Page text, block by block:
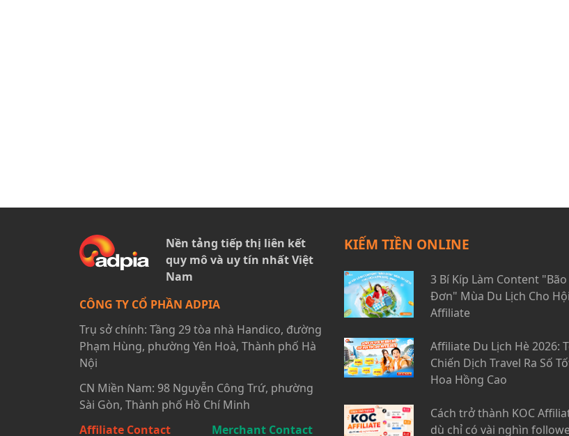
Nền tảng tiếp thị liên kết
quy mô và uy tín nhất Việt
Nam
CÔNG TY CỔ PHẦN ADPIA
Trụ sở chính: Tầng 29 tòa nhà Handico, đường
Phạm Hùng, phường Yên Hoà, Thành phố Hà
Nội
CN Miền Nam: 98 Nguyễn Công Trứ, phường
Sài Gòn, Thành phố Hồ Chí Minh
Affiliate Contact
Merchant Contact
KIẾM TIỀN ONLINE
3 Bí Kíp Làm Content "Bão
Đơn" Mùa Du Lịch Cho Hội
Affiliate
Affiliate Du Lịch Hè 2026:
Chiến Dịch Travel Ra Số
Hoa Hồng Cao
Cách trở thành KOC
dù chỉ có vài nghìn